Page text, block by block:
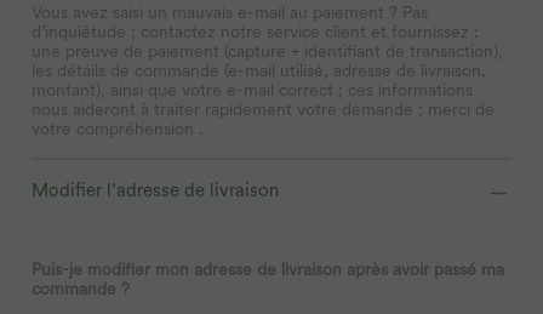
Vous avez saisi un mauvais e-mail au paiement ? Pas
d’inquiétude ; contactez notre service client et fournissez :
une preuve de paiement (capture + identifiant de transaction),
les détails de commande (e-mail utilisé, adresse de livraison,
montant), ainsi que votre e-mail correct ; ces informations
nous aideront à traiter rapidement votre demande ; merci de
votre compréhension .
Modifier l’adresse de livraison
Puis-je modifier mon adresse de livraison après avoir passé ma
commande ?